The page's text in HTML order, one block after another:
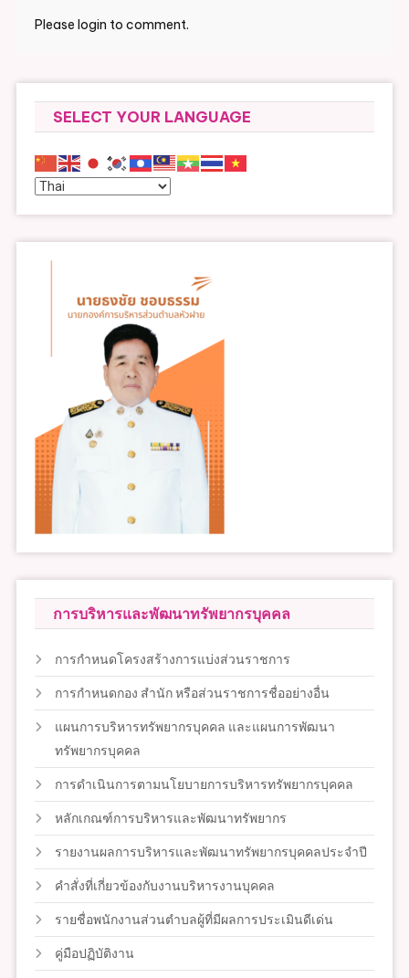
Please login to comment.
SELECT YOUR LANGUAGE
การบริหารและพัฒนาทรัพยากรบุคคล
การกำหนดโครงสร้างการแบ่งส่วนราชการ
การกำหนดกอง สำนัก หรือส่วนราชการชื่ออย่างอื่น
แผนการบริหารทรัพยากรบุคคล และแผนการพัฒนา
ทรัพยากรบุคคล
การดำเนินการตามนโยบายการบริหารทรัพยากรบุคคล
หลักเกณฑ์การบริหารและพัฒนาทรัพยากร
รายงานผลการบริหารและพัฒนาทรัพยากรบุคคลประจำปี
คำสั่งที่เกี่ยวข้องกับงานบริหารงานบุคคล
รายชื่อพนักงานส่วนตำบลผู้ที่มีผลการประเมินดีเด่น
คู่มือปฏิบัติงาน